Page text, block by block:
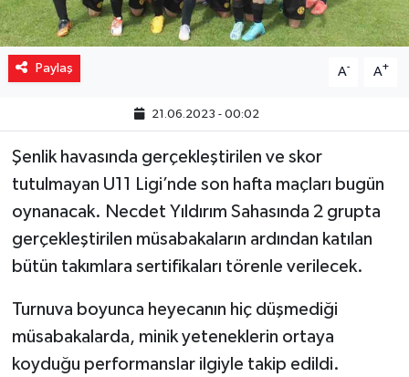
Paylaş A- A+
21.06.2023 - 00:02
Şenlik havasında gerçekleştirilen ve skor
tutulmayan U11 Ligi’nde son hafta maçları bugün
oynanacak. Necdet Yıldırım Sahasında 2 grupta
gerçekleştirilen müsabakaların ardından katılan
bütün takımlara sertifikaları törenle verilecek.
Turnuva boyunca heyecanın hiç düşmediği
müsabakalarda, minik yeteneklerin ortaya
koyduğu performanslar ilgiyle takip edildi.
Resmi ilanlar